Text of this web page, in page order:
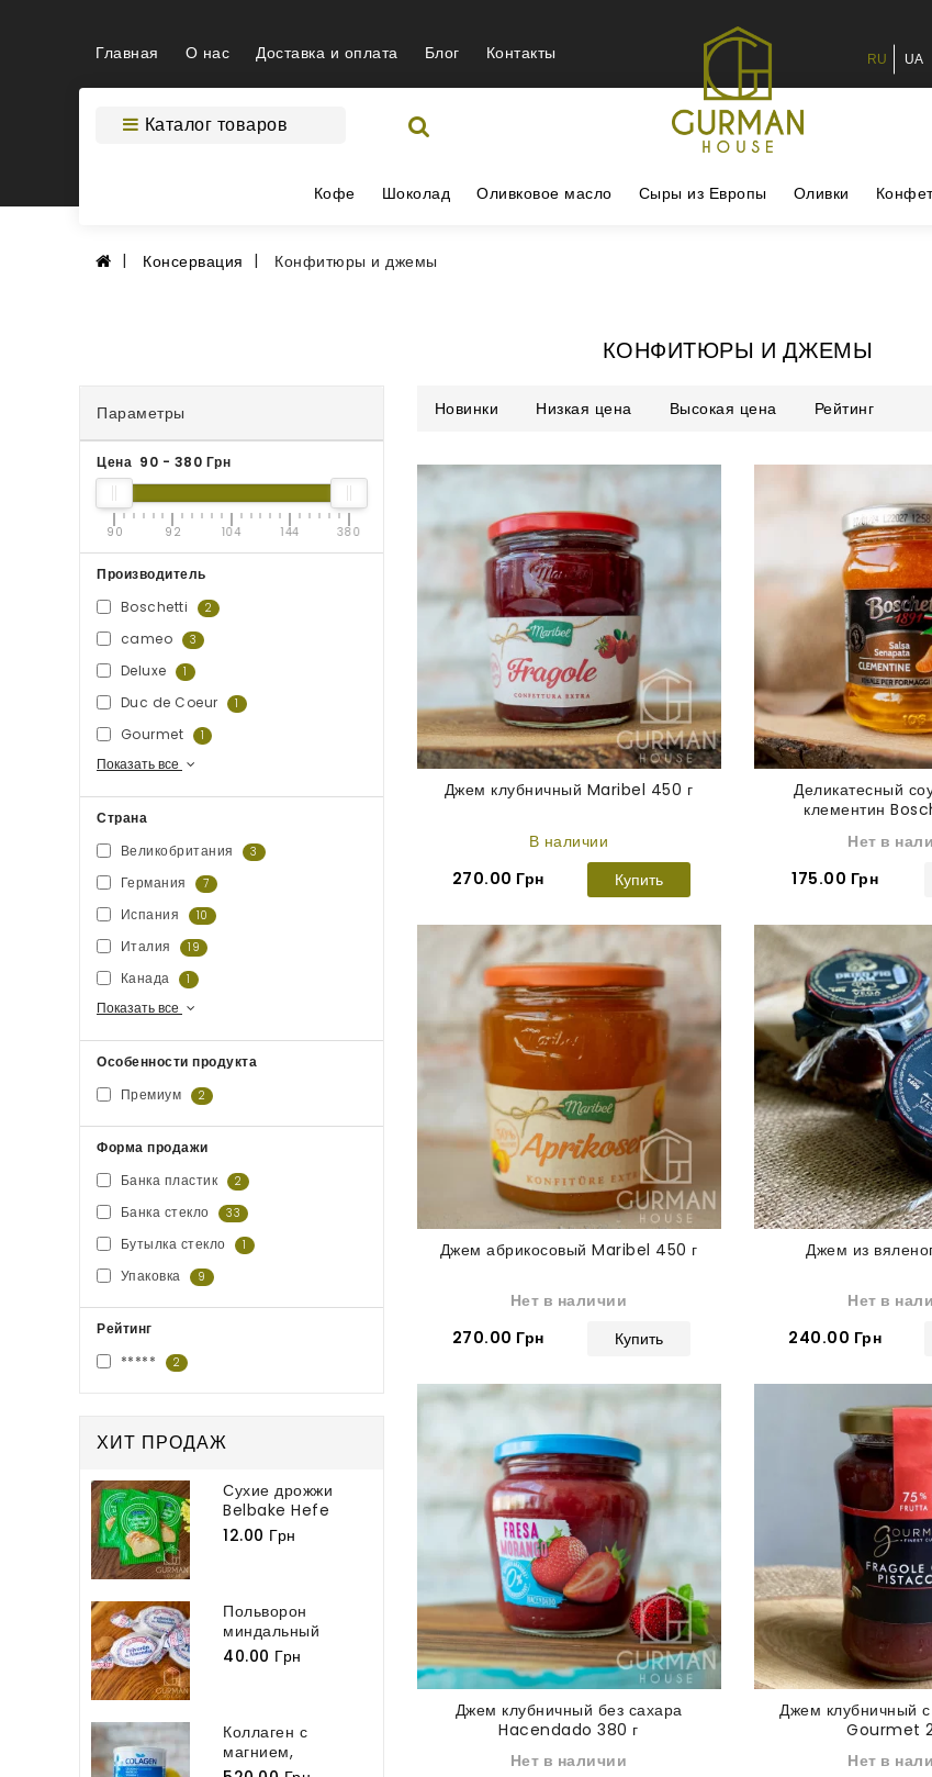
Главная О нас Доставка и оплата Блог Контакты RU UA
Каталог товаров
Кофе Шоколад Оливковое масло Сыры из Европы Оливки
Консервация Конфитюры и джемы
КОНФИТЮРЫ И ДЖЕМЫ
Параметры
Цена 90 - 380 Грн
90 92 104 144 380
Производитель
Boschetti
2
cameo 3
Deluxe 1
Duc de Coeur 1
Gourmet 1
Показать все
Страна
Великобритания
3
Германия 7
Испания 10
Италия 19
Канада 1
Показать все
Особенности продукта
Премиум
2
Форма продажи
Банка пластик
2
Банка стекло 33
Бутылка стекло 1
Упаковка 9
Рейтинг
*****
2
ХИТ ПРОДАЖ
Сухие дрожжи
Belbake Hefe
Germ 7 г
12.00 Грн
Польворон
миндальный
классический
Polvoron...
40.00 Грн
Коллаген с
магнием,
витамином С,...
Новинки Низкая цена Высокая цена Рейтинг
Джем клубничный Maribel 450 г
В наличии
270.00 Грн
Купить
Деликатесный
клементин
Нет в
175.00 Грн
Джем абрикосовый Maribel 450 г
Нет в наличии
270.00 Грн
Купить
Джем из
Нет в
240.00 Грн
Джем клубничный без сахара
Hacendado 380 г
Нет в наличии
Джем клубничный
Gourmet
Нет в